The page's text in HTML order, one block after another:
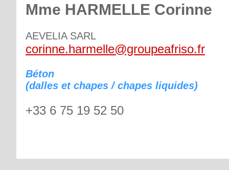
Mme HARMELLE Corinne
AEVELIA SARL
corinne.harmelle@groupeafriso.fr
Béton
(dalles et chapes / chapes liquides)
+33 6 75 19 52 50